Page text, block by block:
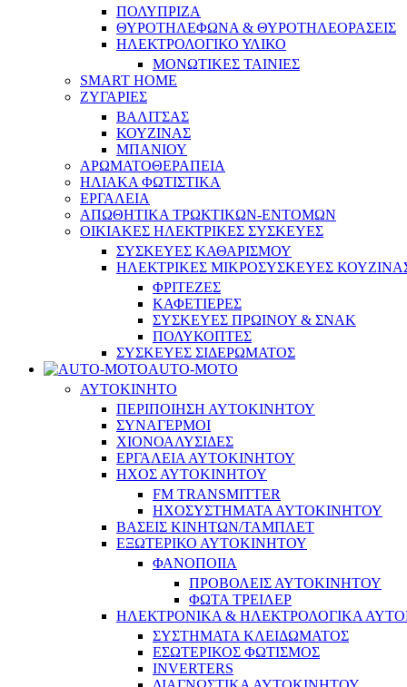
ΠΟΛΥΠΡΙΖΑ
ΘΥΡΟΤΗΛΕΦΩΝΑ & ΘΥΡΟΤΗΛΕΟΡΑΣΕΙΣ
ΗΛΕΚΤΡΟΛΟΓΙΚΟ ΥΛΙΚΟ
ΜΟΝΩΤΙΚΕΣ ΤΑΙΝΙΕΣ
SMART HOME
ΖΥΓΑΡΙΕΣ
ΒΑΛΙΤΣΑΣ
ΚΟΥΖΙΝΑΣ
ΜΠΑΝΙΟΥ
ΑΡΩΜΑΤΟΘΕΡΑΠΕΙΑ
ΗΛΙΑΚΑ ΦΩΤΙΣΤΙΚΑ
ΕΡΓΑΛΕΙΑ
ΑΠΩΘΗΤΙΚΑ ΤΡΩΚΤΙΚΩΝ-ΕΝΤΟΜΩΝ
ΟΙΚΙΑΚΕΣ ΗΛΕΚΤΡΙΚΕΣ ΣΥΣΚΕΥΕΣ
ΣΥΣΚΕΥΕΣ ΚΑΘΑΡΙΣΜΟΥ
ΗΛΕΚΤΡΙΚΕΣ ΜΙΚΡΟΣΥΣΚΕΥΕΣ
ΦΡΙΤΕΖΕΣ
ΚΑΦΕΤΙΕΡΕΣ
ΣΥΣΚΕΥΕΣ ΠΡΩΙΝΟΥ & ΣΝΑΚ
ΠΟΛΥΚΟΠΤΕΣ
ΣΥΣΚΕΥΕΣ ΣΙΔΕΡΩΜΑΤΟΣ
AUTO-MOTO
ΑΥΤΟΚΙΝΗΤΟ
ΠΕΡΙΠΟΙΗΣΗ ΑΥΤΟΚΙΝΗΤΟΥ
ΣΥΝΑΓΕΡΜΟΙ
ΧΙΟΝΟΑΛΥΣΙΔΕΣ
ΕΡΓΑΛΕΙΑ ΑΥΤΟΚΙΝΗΤΟΥ
ΗΧΟΣ ΑΥΤΟΚΙΝΗΤΟΥ
FM TRANSMITTER
ΗΧΟΣΥΣΤΗΜΑΤΑ ΑΥΤΟΚΙΝΗΤΟΥ
ΒΑΣΕΙΣ ΚΙΝΗΤΩΝ/ΤΑΜΠΛΕΤ
ΕΞΩΤΕΡΙΚΟ ΑΥΤΟΚΙΝΗΤΟΥ
ΦΑΝΟΠΟΙΙΑ
ΠΡΟΒΟΛΕΙΣ ΑΥΤΟΚΙΝΗΤΟΥ
ΦΩΤΑ ΤΡΕΙΛΕΡ
ΗΛΕΚΤΡΟΝΙΚΑ & ΗΛΕΚΤΡΟΛΟΓΙΚΑ
ΣΥΣΤΗΜΑΤΑ ΚΛΕΙΔΩΜΑΤΟΣ
ΕΣΩΤΕΡΙΚΟΣ ΦΩΤΙΣΜΟΣ
INVERTERS